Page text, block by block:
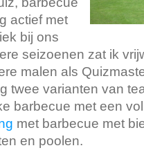
actief met
bij ons
seizoenen zat ik
malen als
twee varianten van
barbecue met een
met barbecue met
en poolen.